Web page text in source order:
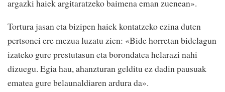
argazki haiek argitaratzeko baimena eman zuenean».
Tortura jasan eta bizipen haiek kontatzeko ezina duten
pertsonei ere mezua luzatu zien: «Bide horretan bidelagun
izateko gure prestutasun eta borondatea helarazi nahi
dizuegu. Egia hau, ahanzturan gelditu ez dadin pausuak
ematea gure belaunaldiaren ardura da».